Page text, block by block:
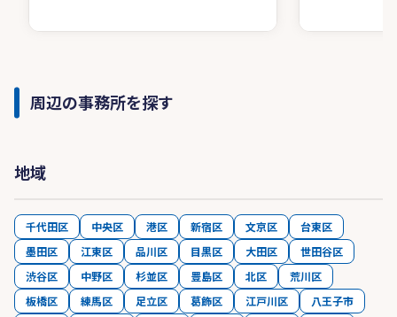
周辺の事務所を探す
地域
千代田区 中央区 港区 新宿区 文京区
台東区
墨田区
江東区 品川区 目黒区 大田区
世田谷区
渋谷区
中野区 杉並区 豊島区 北区
荒川区
板橋区
練馬区 足立区 葛飾区 江戸川区
八王子市